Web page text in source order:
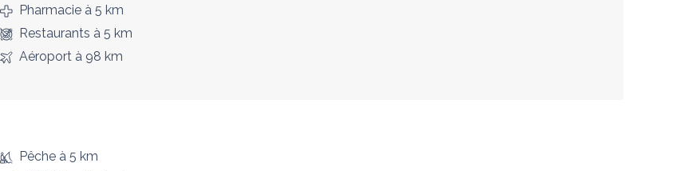
Pharmacieà 5 km
Restaurants à 5 km
Aéroportà 98 km
Pêcheà 5 km